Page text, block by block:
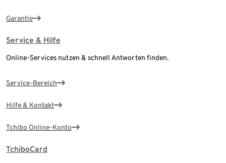
Garantie
Service & Hilfe
Online-Services nutzen & schnell Antworten finden.
Service-Bereich
Hilfe & Kontakt
Tchibo Online-Konto
TchiboCard